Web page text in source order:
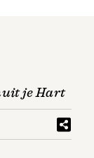
je Hart